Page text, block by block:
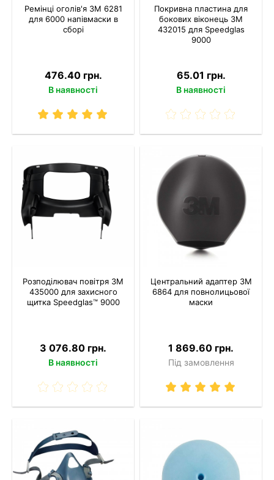
Ремінці оголів'я 3M 6281
для 6000 напівмаски в
сборі
476.40 грн.
В наявності
Покривна пластина для
бокових віконець 3M
432015 для Speedglas
9000
65.01 грн.
В наявності
Розподілювач повітря 3M
435000 для захисного
щитка Speedglas™ 9000
3 076.80 грн.
В наявності
Центральний адаптер 3M
6864 для повнолицьової
маски
1 869.60 грн.
Під замовлення